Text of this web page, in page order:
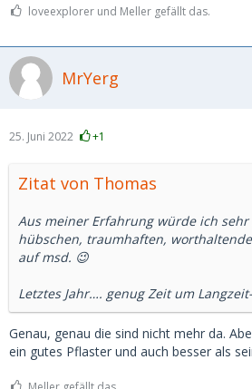
loveexplorer und Meller gefällt das.
MrYerg
25. Juni 2022 +1
Zitat von Thomas
Aus meiner Erfahrung würde ich
hübschen, traumhaften,
auf msd. 😉
Letztes Jahr…. genug Zeit um
Genau, genau die sind nicht mehr da.
ein gutes Pflaster und auch besser als